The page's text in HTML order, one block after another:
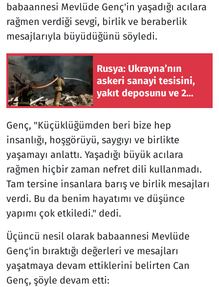
babaannesi Mevlüde Genç'in yaşadığı acılara
rağmen verdiği sevgi, birlik ve beraberlik
mesajlarıyla büyüdüğünü söyledi.
Rusya: Ukrayna’nın
askeri sanayi tesisini,
yakıt deposunu ve 2
Genç, "Küçüklüğümden beri bize hep
insanlığı, hoşgörüyü, saygıyı ve birlikte
yaşamayı anlattı. Yaşadığı büyük acılara
rağmen hiçbir zaman nefret dili kullanmadı.
Tam tersine insanlara barış ve birlik mesajları
verdi. Bu da benim hayatımı ve düşünce
yapımı çok etkiledi." dedi.
Üçüncü nesil olarak babaannesi Mevlüde
Genç'in bıraktığı değerleri ve mesajları
yaşatmaya devam ettiklerini belirten Can
Genç, şöyle devam etti: